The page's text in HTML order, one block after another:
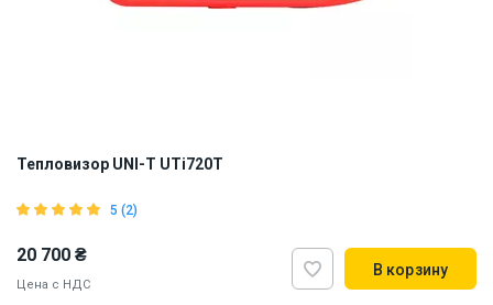
Тепловизор UNI-T UTi720T
5 (2)
20 700 ₴
Цена с НДС
В корзину